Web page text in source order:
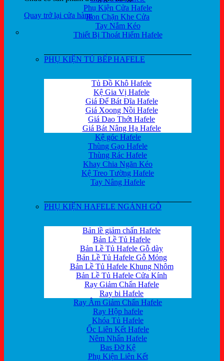
Quay trở lại cửa hàng
Phụ Kiện Cửa Hafele
Ron Chặn Khe Cửa
Tay Nắm Kéo
Thiết Bị Thoát Hiểm Hafele
PHỤ KIỆN TỦ BẾP HAFELE
Tủ Đồ Khô Hafele
Kệ Gia Vị Hafele
Giá Để Bát Đĩa Hafele
Giá Xoong Nồi Hafele
Giá Dao Thớt Hafele
Giá Bát Nâng Hạ Hafele
Kệ góc Hafele
Thùng Gạo Hafele
Thùng Rác Hafele
Khay Chia Ngăn Kéo
Kệ Treo Tường Hafele
Tay Nâng Hafele
PHỤ KIỆN HAFELE NGÀNH GỖ
Bản lề giảm chấn Hafele
Bản Lề Tủ Hafele
Bản Lề Tủ Hafele Gỗ dày
Bản Lề Tủ Hafele Gỗ Mỏng
Bản Lề Tủ Hafele Khung Nhôm
Bản Lề Tủ Hafele Cửa Kính
Ray Giảm Chấn Hafele
Ray bi Hafele
Ray Âm Giảm Chấn Hafele
Ray Hộp hafele
Khóa Tủ Hafele
Ốc Liên Kết Hafele
Nêm Nhấn Hafele
Bas Đỡ Kệ
Phụ Kiện Liên Kết